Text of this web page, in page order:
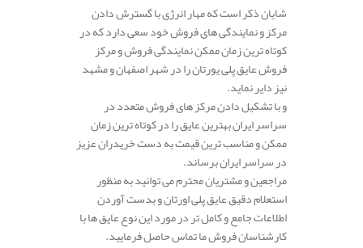
شایان ذکر است که مهار انرژی با گسترش دادن
مرکز و نمایندگی های فروش خود سعی دارد که در
کوتاه ترین زمان ممکن نمایندگی فروش و مرکز
فروش عایق پلی یورتان را در شهر اصفهان و مشهد
نیز دایر نماید.
و با تشکیل دادن مرکز های فروش متعدد در
سراسر ایران بهترین عایق را در کوتاه ترین زمان
ممکن و مناسب ترین قیمت به دست خریدران عزیز
در سراسر ایران برساند.
مراجعین و مشتریان محترم می توانید به منظور
استعلام دقیق عایق پلی اورتان و بدست آوردن
اطلاعات جامع و کامل تر در مورد این نوع عایق ها با
کارشناسان فروش ما تماس حاصل فرمایید.